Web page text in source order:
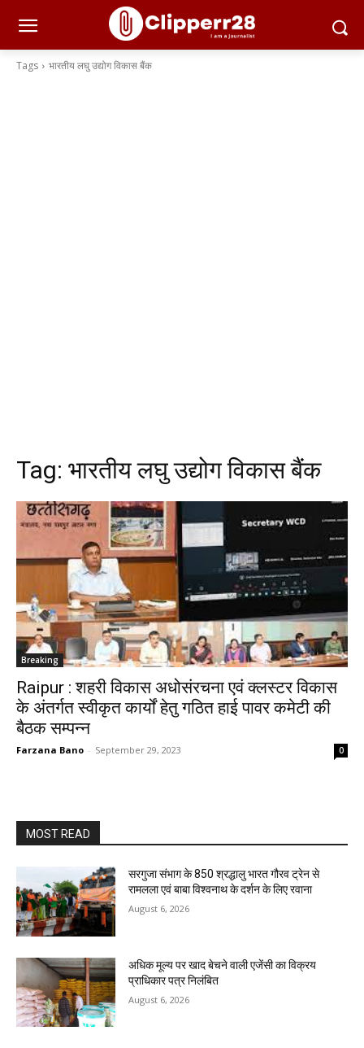
Tags भारतीय लघु उद्योग विकास बैंक
Tag: भारतीय लघु उद्योग विकास बैंक
Breaking
Raipur : शहरी विकास अधोसंरचना एवं क्लस्टर विकास
के अंतर्गत स्वीकृत कार्यों हेतु गठित हाई पावर कमेटी की
बैठक सम्पन्न
Farzana Bano - September 29, 2023 0
MOST READ
सरगुजा संभाग के 850 श्रद्धालु भारत गौरव ट्रेन से
रामलला एवं बाबा विश्वनाथ के दर्शन के लिए रवाना
August 6, 2026
अधिक मूल्य पर खाद बेचने वाली एजेंसी का विक्रय
प्राधिकार पत्र निलंबित
August 6, 2026